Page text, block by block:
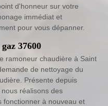
d'honneur sur votre
immédiat et
pour vous dépanner.
37600
ramoneur chaudière à Saint
de nettoyage du
Présente depuis
réalisons des
fonctionner à nouveau et